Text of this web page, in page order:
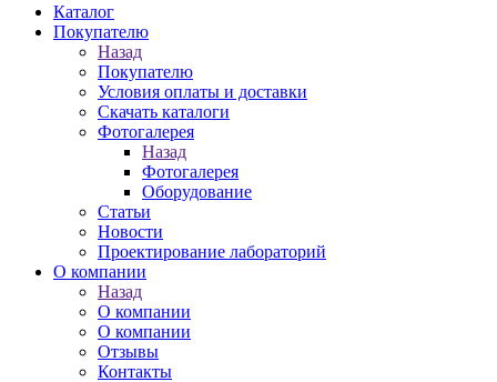
Каталог
Покупателю
Назад
Покупателю
Условия оплаты и доставки
Скачать каталоги
Фотогалерея
Назад
Фотогалерея
Оборудование
Статьи
Новости
Проектирование лабораторий
О компании
Назад
О компании
О компании
Отзывы
Контакты